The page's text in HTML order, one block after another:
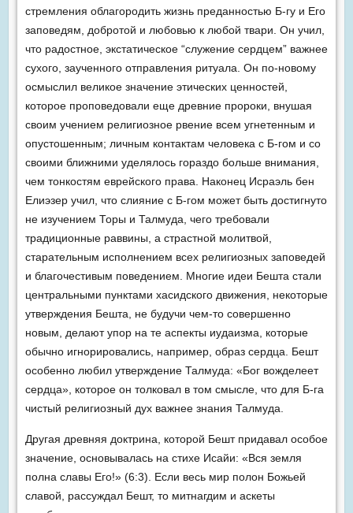
стремления облагородить жизнь преданностью Б-гу и Его
заповедям, добротой и любовью к любой твари. Он учил,
что радостное, экстатическое “служение сердцем” важнее
сухого, заученного отправления ритуала. Он по-новому
осмыслил великое значение этических ценностей,
которое проповедовали еще древние пророки, внушая
своим учением религиозное рвение всем угнетенным и
опустошенным; личным контактам человека с Б-гом и со
своими ближними уделялось гораздо больше внимания,
чем тонкостям еврейского права. Наконец Исраэль бен
Елиэзер учил, что слияние с Б-гом может быть достигнуто
не изучением Торы и Талмуда, чего требовали
традиционные раввины, а страстной молитвой,
старательным исполнением всех религиозных заповедей
и благочестивым поведением. Многие идеи Бешта стали
центральными пунктами хасидского дви­жения, некоторые
утверждения Беш­та, не будучи чем-то совершенно
новым, делают упор на те аспекты иудаизма, которые
обычно игнорировались, например, об­раз сердца. Бешт
особенно любил утверждение Талмуда: «Бог вожделеет
сердца», которое он толковал в том смысле, что для Б-га
чистый религиозный дух важнее знания Талмуда.
Другая древняя доктрина, которой Бешт придавал особое
значение, основывалась на стихе Исайи: «Вся земля
полна славы Его!» (6:3). Если весь мир полон Божьей
славой, рассуждал Бешт, то митнагдим и аскеты